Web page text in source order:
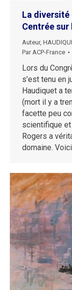
La diversité
Centrée sur
Auteur,
ParACP-France
Lors du
s’est tenu en
Haudiquet a
(mort il y a
facette peu
scientifique et
Rogers a
domaine.